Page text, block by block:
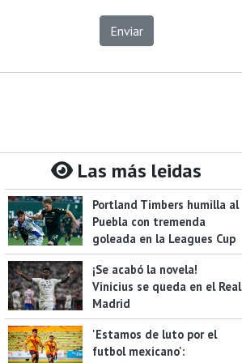
Enviar
Las más leidas
Portland Timbers humilla al
Puebla con tremenda
goleada en la Leagues Cup
¡Se acabó la novela!
Vinicius se queda en el Real
Madrid
'Estamos de luto por el
futbol mexicano':